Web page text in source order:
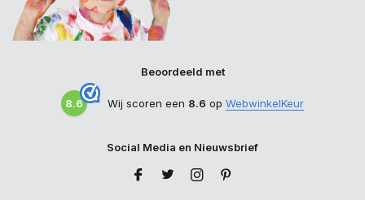
Beoordeeld met
8.6 Wij scoren een 8.6 op WebwinkelKeur
Social Media en Nieuwsbrief